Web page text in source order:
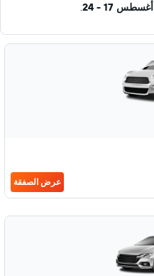
أغسطس 17 - 24 .
عرض الصفقة